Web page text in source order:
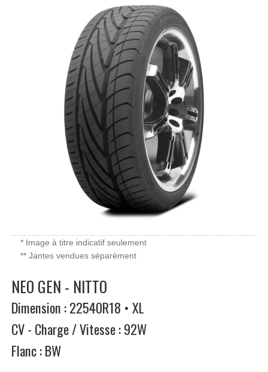
* Image à titre indicatif seulement
** Jantes vendues séparément
NEO GEN - NITTO
Dimension : 22540R18 • XL
CV - Charge / Vitesse : 92W
Flanc : BW